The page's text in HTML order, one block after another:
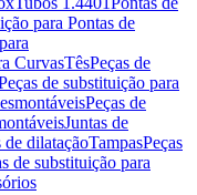
para Pontas de
CurvasTêsPeças de
de substituição para
Peças de
Juntas de
de dilataçãoTampasPeças
de substituição para